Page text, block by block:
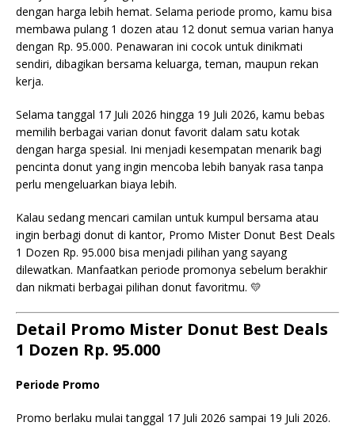
dengan harga lebih hemat. Selama periode promo, kamu bisa
membawa pulang 1 dozen atau 12 donut semua varian hanya
dengan Rp. 95.000. Penawaran ini cocok untuk dinikmati
sendiri, dibagikan bersama keluarga, teman, maupun rekan
kerja.
Selama tanggal 17 Juli 2026 hingga 19 Juli 2026, kamu bebas
memilih berbagai varian donut favorit dalam satu kotak
dengan harga spesial. Ini menjadi kesempatan menarik bagi
pencinta donut yang ingin mencoba lebih banyak rasa tanpa
perlu mengeluarkan biaya lebih.
Kalau sedang mencari camilan untuk kumpul bersama atau
ingin berbagi donut di kantor, Promo Mister Donut Best Deals
1 Dozen Rp. 95.000 bisa menjadi pilihan yang sayang
dilewatkan. Manfaatkan periode promonya sebelum berakhir
dan nikmati berbagai pilihan donut favoritmu. 💛
Detail Promo Mister Donut Best Deals
1 Dozen Rp. 95.000
Periode Promo
Promo berlaku mulai tanggal 17 Juli 2026 sampai 19 Juli 2026.